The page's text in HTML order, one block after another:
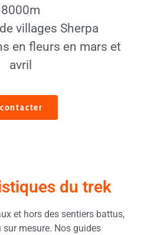
8000m
villages Sherpa
en fleurs en mars et
avril
du trek
et hors des sentiers battus,
mesure. Nos guides